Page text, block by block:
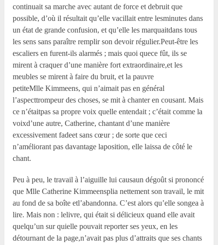
continuait sa marche avec autant de force et debruit que
possible, d’où il résultait qu’elle vacillait entre lesminutes dans
un état de grande confusion, et qu’elle les marquaitdans tous
les sens sans paraître remplir son devoir régulier.Peut-être les
escaliers en furent-ils alarmés ; mais quoi quece fût, ils se
mirent à craquer d’une manière fort extraordinaire,et les
meubles se mirent à faire du bruit, et la pauvre
petiteMlle Kimmeens, qui n’aimait pas en général
l’aspecttrompeur des choses, se mit à chanter en cousant. Mais
ce n’étaitpas sa propre voix quelle entendait ; c’était comme la
voixd’une autre, Catherine, chantant d’une manière
excessivement fadeet sans cœur ; de sorte que ceci
n’améliorant pas davantage laposition, elle laissa de côté le
chant.
Peu à peu, le travail à l’aiguille lui causaun dégoût si prononcé
que Mlle Catherine Kimmeensplia nettement son travail, le mit
au fond de sa boîte etl’abandonna. C’est alors qu’elle songea à
lire. Mais non : lelivre, qui était si délicieux quand elle avait
quelqu’un sur quielle pouvait reporter ses yeux, en les
détournant de la page,n’avait pas plus d’attraits que ses chants